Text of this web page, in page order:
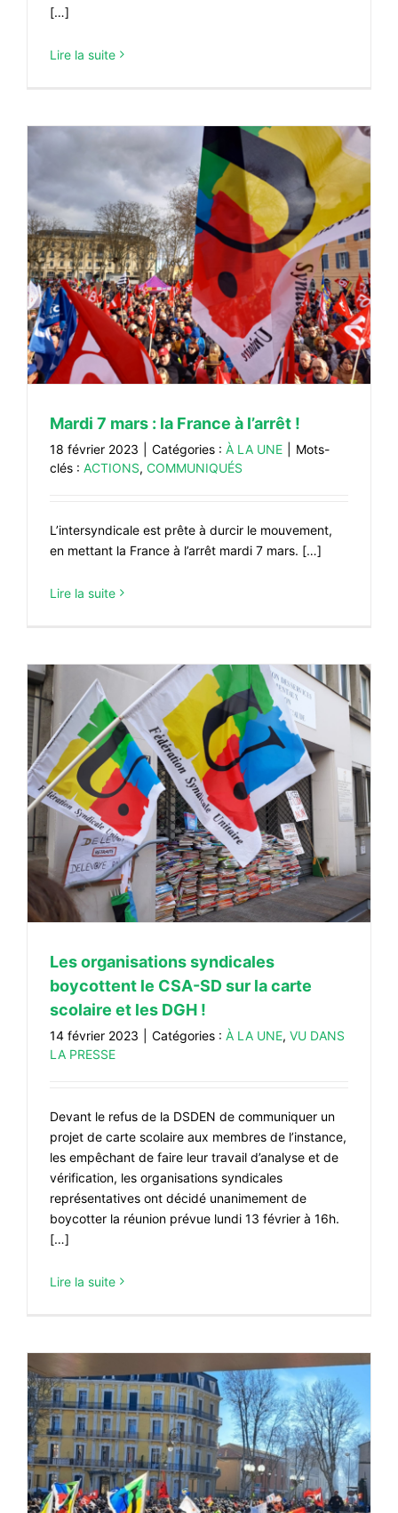
[…]
Lire la suite
Mardi 7 mars : la France à l’arrêt !
18 février 2023 Catégories : À LA UNE
Mots-
clés : ACTIONS, COMMUNIQUÉS
L’intersyndicale est prête à durcir le mouvement,
en mettant la France à l’arrêt mardi 7 mars. […]
Lire la suite
Les organisations syndicales
boycottent le CSA-SD sur la carte
scolaire et les DGH !
14 février 2023 Catégories : À LA UNE, VU DANS
LA PRESSE
Devant le refus de la DSDEN de communiquer un
projet de carte scolaire aux membres de l’instance,
les empêchant de faire leur travail d’analyse et de
vérification, les organisations syndicales
représentatives ont décidé unanimement de
boycotter la réunion prévue lundi 13 février à 16h.
[…]
Lire la suite